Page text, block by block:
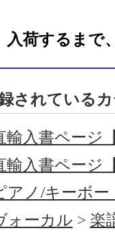
入荷するまで
されている
輸入書ページ
輸入書ページ
アノ/キーボ
ォーカル > 楽